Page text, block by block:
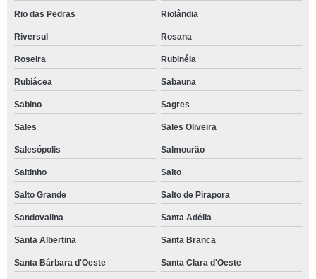
Rio das Pedras Riolândia
Riversul Rosana
Roseira Rubinéia
Rubiácea Sabauna
Sabino Sagres
Sales Sales Oliveira
Salesópolis Salmourão
Saltinho Salto
Salto Grande Salto de Pirapora
Sandovalina Santa Adélia
Santa Albertina Santa Branca
Santa Bárbara d'Oeste Santa Clara d'Oeste